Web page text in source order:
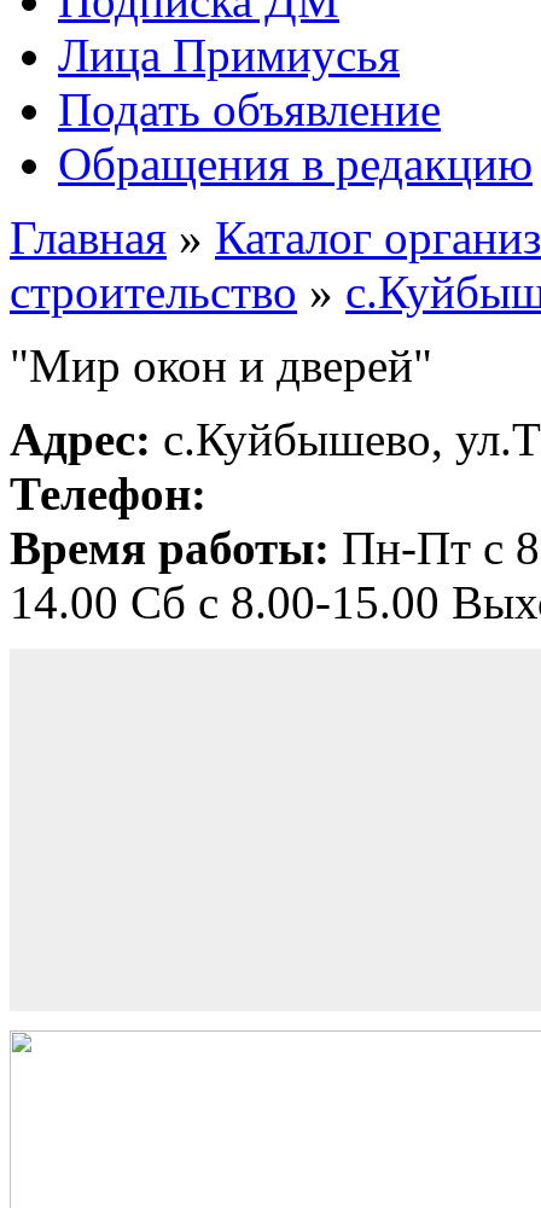
Лица Примиусья
Подать объявление
Обращения в редакцию
Главная » Каталог
строительство »
"Мир окон и дверей"
Адрес: с.Куйбышево,
Телефон:
Время работы: Пн-Пт с
14.00 Сб с 8.00-15.00